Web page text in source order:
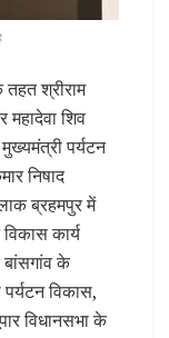
तहत श्रीराम
शिव
पर्यटन
निषाद
ब्रहमपुर में
कार्य
बांसगांव के
विकास,
विधानसभा के